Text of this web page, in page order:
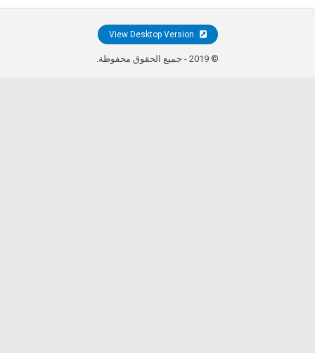
© 2019 - جميع الحقوق محفوظة.